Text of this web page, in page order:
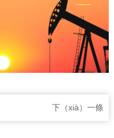
下（xià）一條